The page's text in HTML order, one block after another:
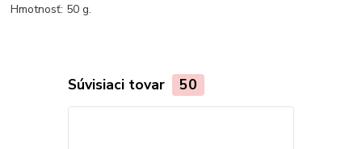
Hmotnosť: 50 g.
Súvisiaci tovar 50